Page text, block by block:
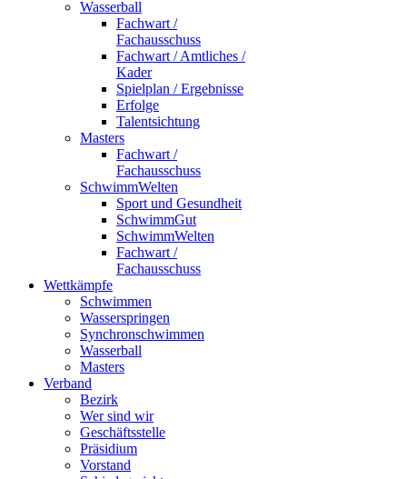
Wasserball
Fachwart /
Fachausschuss
Fachwart / Amtliches /
Kader
Spielplan / Ergebnisse
Erfolge
Talentsichtung
Masters
Fachwart /
Fachausschuss
SchwimmWelten
Sport und Gesundheit
SchwimmGut
SchwimmWelten
Fachwart /
Fachausschuss
Wettkämpfe
Schwimmen
Wasserspringen
Synchronschwimmen
Wasserball
Masters
Verband
Bezirk
Wer sind wir
Geschäftsstelle
Präsidium
Vorstand